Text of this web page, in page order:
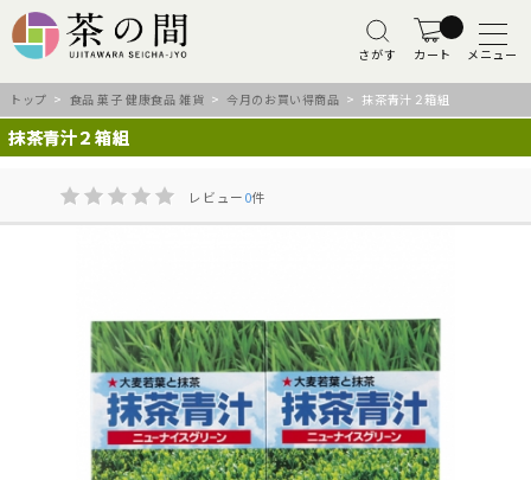
さがす カート メニュー
トップ > 食品 菓子 健康食品 雑貨 > 今月のお買い得商品 > 抹茶青汁２箱組
抹茶青汁２箱組
レビュー0件